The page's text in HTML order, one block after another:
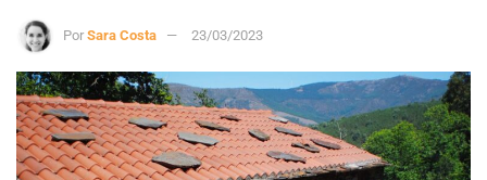
Por Sara Costa 23/03/2023